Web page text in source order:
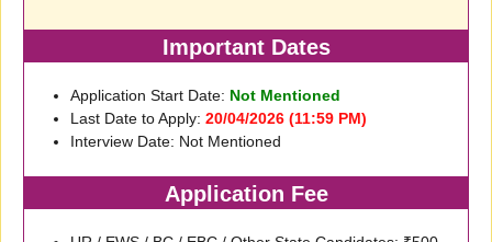
Important Dates
Application Start Date: Not Mentioned
Last Date to Apply: 20/04/2026 (11:59 PM)
Interview Date: Not Mentioned
Application Fee